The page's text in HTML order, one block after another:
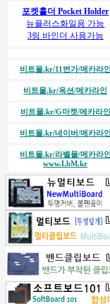
포켓홀더 Pocket Holder
뉴플러스화일용 가능
3링 바인더 사용가능
비트몰.kr/11번가/메카라인
비트몰.kr/옥션/메카라인
비트몰.kr/G마켓/메카라인
비트몰.kr/네이버/메카라인
비트몰.kr/라벨몰/메카라인
www.LbM.kr